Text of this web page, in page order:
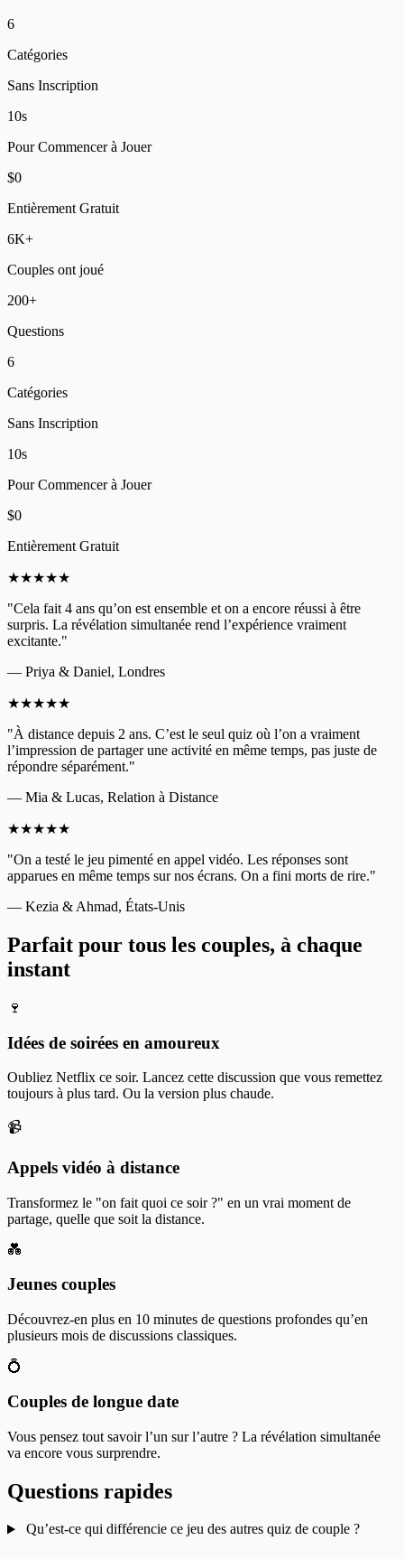
6
Catégories
Sans Inscription
10s
Pour Commencer à Jouer
$0
Entièrement Gratuit
6K+
Couples ont joué
200+
Questions
6
Catégories
Sans Inscription
10s
Pour Commencer à Jouer
$0
Entièrement Gratuit
★★★★★
"Cela fait 4 ans qu’on est ensemble et on a encore réussi à être
surpris. La révélation simultanée rend l’expérience vraiment
excitante."
— Priya & Daniel, Londres
★★★★★
"À distance depuis 2 ans. C’est le seul quiz où l’on a vraiment
l’impression de partager une activité en même temps, pas juste de
répondre séparément."
— Mia & Lucas, Relation à Distance
★★★★★
"On a testé le jeu pimenté en appel vidéo. Les réponses sont
apparues en même temps sur nos écrans. On a fini morts de rire."
— Kezia & Ahmad, États-Unis
Parfait pour tous les couples, à chaque
instant
🍷
Idées de soirées en amoureux
Oubliez Netflix ce soir. Lancez cette discussion que vous remettez
toujours à plus tard. Ou la version plus chaude.
📹
Appels vidéo à distance
Transformez le "on fait quoi ce soir ?" en un vrai moment de
partage, quelle que soit la distance.
💑
Jeunes couples
Découvrez-en plus en 10 minutes de questions profondes qu’en
plusieurs mois de discussions classiques.
💍
Couples de longue date
Vous pensez tout savoir l’un sur l’autre ? La révélation simultanée
va encore vous surprendre.
Questions rapides
Qu’est-ce qui différencie ce jeu des autres quiz de couple ?